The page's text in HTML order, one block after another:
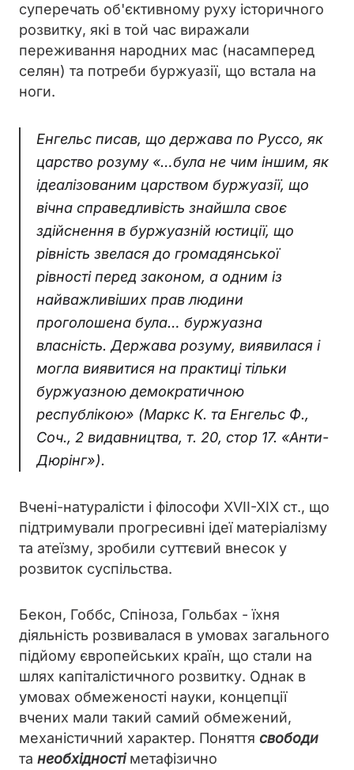
суперечать об'єктивному руху історичного
розвитку, які в той час виражали
переживання народних мас (насамперед
селян) та потреби буржуазії, що встала на
ноги.
Енгельс писав, що держава по Руссо, як
царство розуму «…була не чим іншим, як
ідеалізованим царством буржуазії, що
вічна справедливість знайшла своє
здійснення в буржуазній юстиції, що
рівність звелася до громадянської
рівності перед законом, а одним із
найважливіших прав людини
проголошена була… буржуазна
власність. Держава розуму, виявилася і
могла виявитися на практиці тільки
буржуазною демократичною
республікою» (Маркс К. та Енгельс Ф.,
Соч., 2 видавництва, т. 20, стор 17. «Анти-
Дюрінг»).
Вчені-натуралісти і філософи XVII-XIX ст., що
підтримували прогресивні ідеї матеріалізму
та атеїзму, зробили суттєвий внесок у
розвиток суспільства.
Бекон, Гоббс, Спіноза, Гольбах - їхня
діяльність розвивалася в умовах загального
підйому європейських країн, що стали на
шлях капіталістичного розвитку. Однак в
умовах обмеженості науки, концепції
вчених мали такий самий обмежений,
механістичний характер. Поняття свободи
та необхідностіметафізично